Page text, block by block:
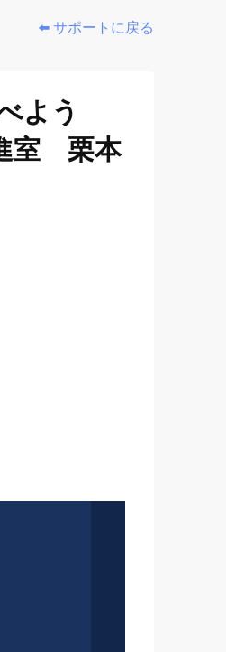
⬅️ サポートに戻る
よう
室 栗本